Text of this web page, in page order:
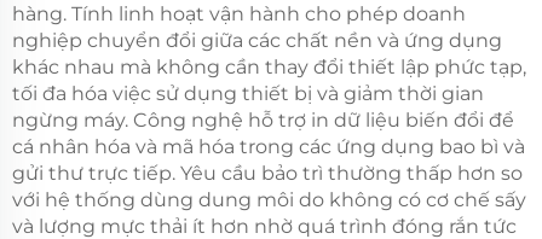
hàng. Tính linh hoạt vận hành cho phép doanh
nghiệp chuyển đổi giữa các chất nền và ứng dụng
khác nhau mà không cần thay đổi thiết lập phức tạp,
tối đa hóa việc sử dụng thiết bị và giảm thời gian
ngừng máy. Công nghệ hỗ trợ in dữ liệu biến đổi để
cá nhân hóa và mã hóa trong các ứng dụng bao bì và
gửi thư trực tiếp. Yêu cầu bảo trì thường thấp hơn so
với hệ thống dùng dung môi do không có cơ chế sấy
và lượng mực thải ít hơn nhờ quá trình đóng rắn tức